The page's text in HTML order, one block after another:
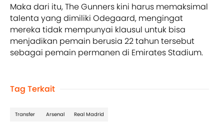
Maka dari itu, The Gunners kini harus memaksimal
talenta yang dimiliki Odegaard, mengingat
mereka tidak mempunyai klausul untuk bisa
menjadikan pemain berusia 22 tahun tersebut
sebagai pemain permanen di Emirates Stadium.
Tag Terkait
Transfer Arsenal Real Madrid